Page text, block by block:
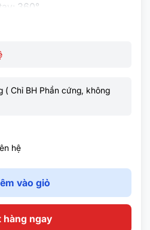
360°
150kg
ko gây tiếng ồn.
( Chỉ BH Phần cứng, không
hệ
vào giỏ
hàng ngay